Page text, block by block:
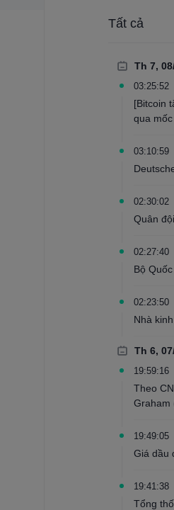
Tất cả
Th 7,
03:25:52
[Bitcoin
qua
03:10:59
02:30:02
Quân
02:27:40
Bộ
02:23:50
Nhà
Th 6,
19:59:16
Theo
Graham
19:49:05
Giá dầu
19:41:38
Tổng